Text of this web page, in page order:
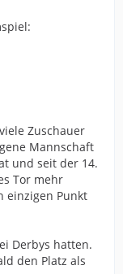
Das kostet
die
nach den
die
Arminia bald
gelabert aber
der 3.
Zuschauer
Mannschaft
und seit der 14.
Tor mehr
einzigen Punkt
Derbys hatten.
den Platz als